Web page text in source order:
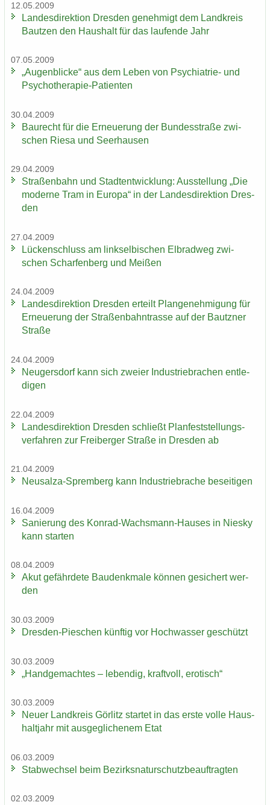
12.05.2009
Lan­des­di­rek­ti­on Dres­den ge­neh­migt dem Land­kreis
Baut­zen den Haus­halt für das lau­fen­de Jahr
07.05.2009
„Au­gen­bli­cke“ aus dem Leben von Psychiatrie-​ und
Psychotherapie-​Patienten
30.04.2009
Bau­recht für die Er­neue­rung der Bun­des­stra­ße zwi­
schen Riesa und Seer­hau­sen
29.04.2009
Stra­ßen­bahn und Stadt­ent­wick­lung: Aus­stel­lung „Die
mo­der­ne Tram in Eu­ro­pa“ in der Lan­des­di­rek­ti­on Dres­
den
27.04.2009
Lü­cken­schluss am linksel­bi­schen El­brad­weg zwi­
schen Schar­fen­berg und Mei­ßen
24.04.2009
Lan­des­di­rek­ti­on Dres­den er­teilt Plan­ge­neh­mi­gung für
Er­neue­rung der Stra­ßen­bahn­tras­se auf der Bautz­ner
Stra­ße
24.04.2009
Neu­gers­dorf kann sich zwei­er In­dus­trie­bra­chen ent­le­
di­gen
22.04.2009
Lan­des­di­rek­ti­on Dres­den schließt Plan­fest­stel­lungs­
ver­fah­ren zur Frei­ber­ger Stra­ße in Dres­den ab
21.04.2009
Neusalza-​Spremberg kann In­dus­trie­bra­che be­sei­ti­gen
16.04.2009
Sa­nie­rung des Konrad-​Wachsmann-Hauses in Nies­ky
kann star­ten
08.04.2009
Akut ge­fähr­de­te Bau­denk­ma­le kön­nen ge­si­chert wer­
den
30.03.2009
Dresden-​Pieschen künf­tig vor Hoch­was­ser ge­schützt
30.03.2009
„Hand­ge­mach­tes – le­ben­dig, kraft­voll, ero­tisch“
30.03.2009
Neuer Land­kreis Gör­litz star­tet in das erste volle Haus­
halt­jahr mit aus­ge­gli­che­nem Etat
06.03.2009
Stab­wech­sel beim Be­zirks­na­tur­schutz­be­auf­trag­ten
02.03.2009